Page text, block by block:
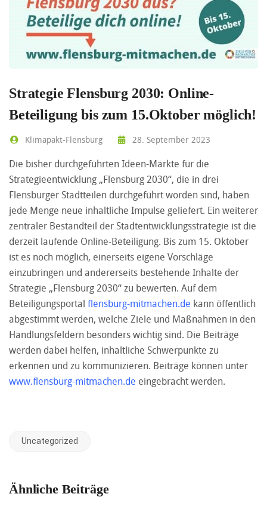
Strategie Flensburg 2030: Online-
Beteiligung bis zum 15.Oktober möglich!
Klimapakt-Flensburg 28. September 2023
Die bisher durchgeführten Ideen-Märkte für die
Strategieentwicklung „Flensburg 2030“, die in drei
Flensburger Stadtteilen durchgeführt worden sind, haben
jede Menge neue inhaltliche Impulse geliefert. Ein weiterer
zentraler Bestandteil der Stadtentwicklungsstrategie ist die
derzeit laufende Online-Beteiligung. Bis zum 15. Oktober
ist es noch möglich, einerseits eigene Vorschläge
einzubringen und andererseits bestehende Inhalte der
Strategie „Flensburg 2030“ zu bewerten. Auf dem
Beteiligungsportal flensburg-mitmachen.de kann öffentlich
abgestimmt werden, welche Ziele und Maßnahmen in den
Handlungsfeldern besonders wichtig sind. Die Beiträge
werden dabei helfen, inhaltliche Schwerpunkte zu
erkennen und zu kommunizieren. Beiträge können unter
www.flensburg-mitmachen.de eingebracht werden.
Uncategorized
Ähnliche Beiträge